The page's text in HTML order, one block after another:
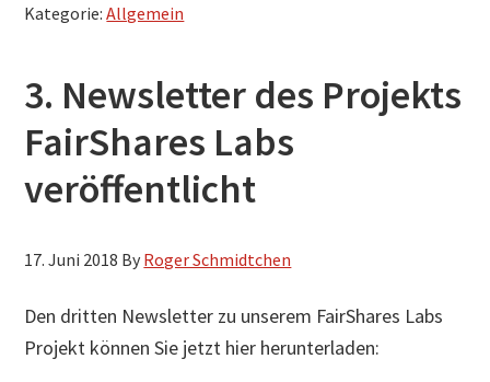
Kategorie:Allgemein
3. Newsletter des Projekts
FairShares Labs
veröffentlicht
17. Juni 2018 By Roger Schmidtchen
Den dritten Newsletter zu unserem FairShares Labs
Projekt können Sie jetzt hier herunterladen: